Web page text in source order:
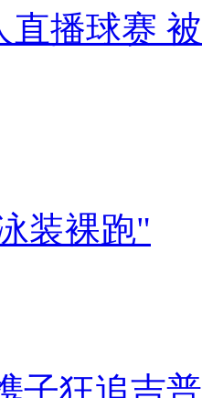
直播球赛
装裸跑"
子狂追吉